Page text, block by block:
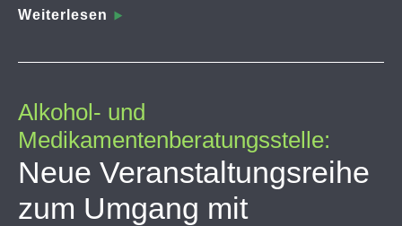
Weiterlesen
Alkohol- und
Medikamentenberatungsstelle:
Neue Veranstaltungsreihe
zum Umgang mit